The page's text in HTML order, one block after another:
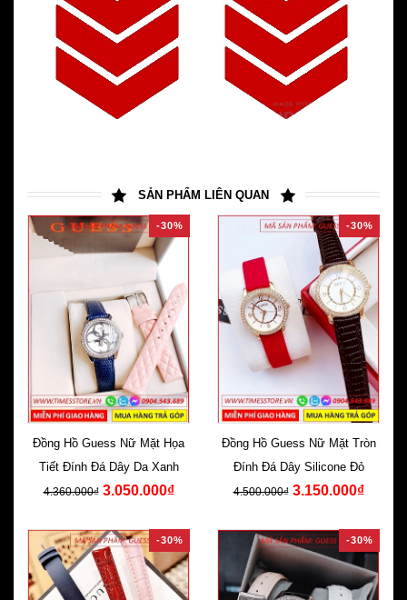
SẢN PHẨM LIÊN QUAN
-30%
Đồng Hồ Guess Nữ Mặt Họa
Tiết Đính Đá Dây Da Xanh
4.360.000₫ 3.050.000₫
-30%
Đồng Hồ Guess Nữ Mặt Tròn
Đính Đá Dây Silicone Đỏ
4.500.000₫ 3.150.000₫
-30% -30%